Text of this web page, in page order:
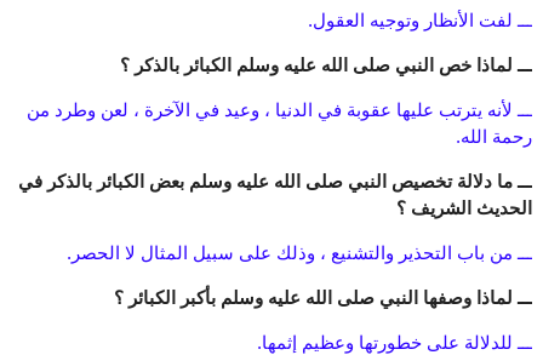
ـــ لفت الأنظار وتوجيه العقول.
ـــ لماذا خص النبي صلى الله عليه وسلم الكبائر بالذكر ؟
ـــ لأنه يترتب عليها عقوبة في الدنيا ، وعيد في الآخرة ، لعن وطرد من
رحمة الله.
ـــ ما دلالة تخصيص النبي صلى الله عليه وسلم بعض الكبائر بالذكر في
الحديث الشريف ؟
ـــ من باب التحذير والتشنيع ، وذلك على سبيل المثال لا الحصر.
ـــ لماذا وصفها النبي صلى الله عليه وسلم بأكبر الكبائر ؟
ـــ للدلالة على خطورتها وعظيم إثمها.